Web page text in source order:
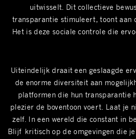
uitwisselt. Dit collectieve
transparantie stimuleert, toont aan
Het is deze sociale controle die
Uiteindelijk draait een geslaagde
de enorme diversiteit aan
platformen die hun transparantie
plezier de boventoon voert. Laat je
zelf. In een wereld die constant in
Blijf kritisch op de omgevingen die